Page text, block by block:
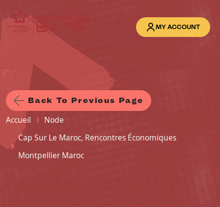
Skip to main content
MY ACCOUNT
Back To Previous Page
Breadcrumb
Accueil
Node
Cap Sur Le Maroc, Rencontres Économiques
Montpellier Maroc